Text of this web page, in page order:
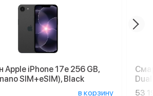
iPhone 17e 256 GB,
SIM+eSIM), Black
в корзину
53